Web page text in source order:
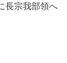
長宗我部領へ